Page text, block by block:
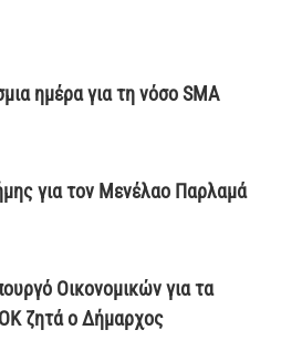
ημέρα για τη νόσο SMA
για τον Μενέλαο Παρλαμά
Οικονομικών για τα
ζητά ο Δήμαρχος